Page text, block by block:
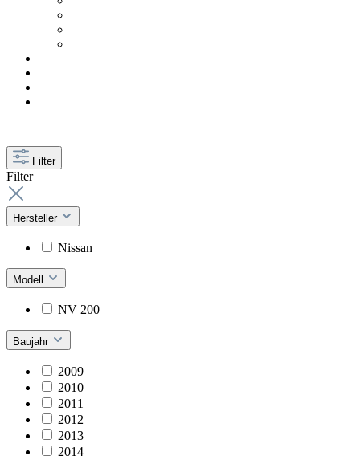
Filter
Filter
Hersteller
Nissan
Modell
NV 200
Baujahr
2009
2010
2011
2012
2013
2014